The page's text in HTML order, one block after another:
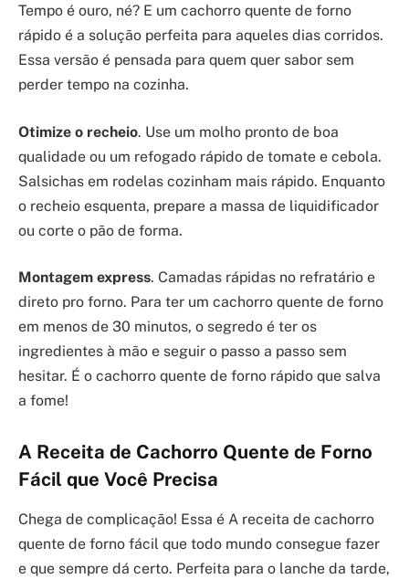
Tempo é ouro, né? E um cachorro quente de forno
rápido é a solução perfeita para aqueles dias corridos.
Essa versão é pensada para quem quer sabor sem
perder tempo na cozinha.
Otimize o recheio. Use um molho pronto de boa
qualidade ou um refogado rápido de tomate e cebola.
Salsichas em rodelas cozinham mais rápido. Enquanto
o recheio esquenta, prepare a massa de liquidificador
ou corte o pão de forma.
Montagem express. Camadas rápidas no refratário e
direto pro forno. Para ter um cachorro quente de forno
em menos de 30 minutos, o segredo é ter os
ingredientes à mão e seguir o passo a passo sem
hesitar. É o cachorro quente de forno rápido que salva
a fome!
A Receita de Cachorro Quente de Forno
Fácil que Você Precisa
Chega de complicação! Essa é A receita de cachorro
quente de forno fácil que todo mundo consegue fazer
e que sempre dá certo. Perfeita para o lanche da tarde,